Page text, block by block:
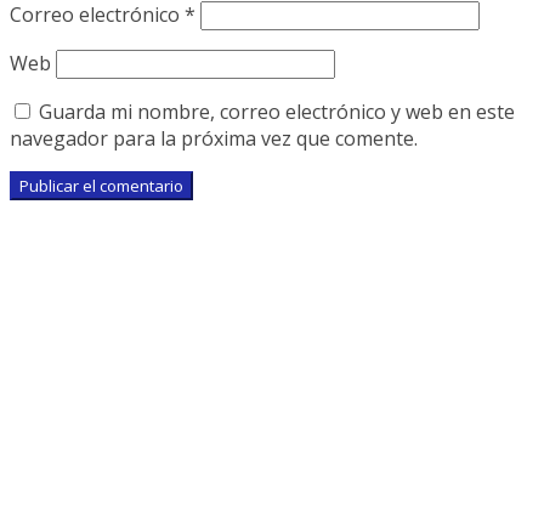
Correo electrónico *
Web
Guarda mi nombre, correo electrónico y web en este
navegador para la próxima vez que comente.